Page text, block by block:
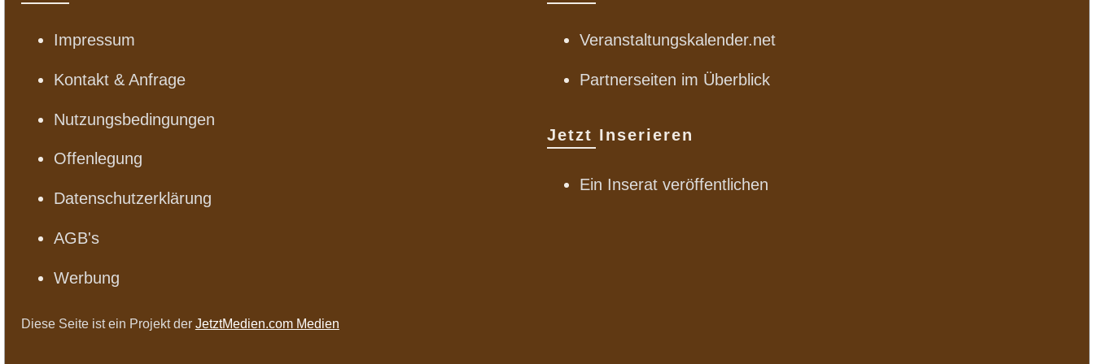
Impressum
Kontakt & Anfrage
Nutzungsbedingungen
Offenlegung
Datenschutzerklärung
AGB's
Werbung
Veranstaltungskalender.net
Partnerseiten im Überblick
Jetzt Inserieren
Ein Inserat veröffentlichen
Diese Seite ist ein Projekt der JetztMedien.com Medien